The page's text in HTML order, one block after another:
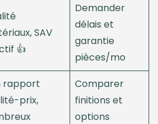
SAV
👍
Demander
délais et
garantie
pièces/mo
rapport
prix,
Comparer
finitions et
options